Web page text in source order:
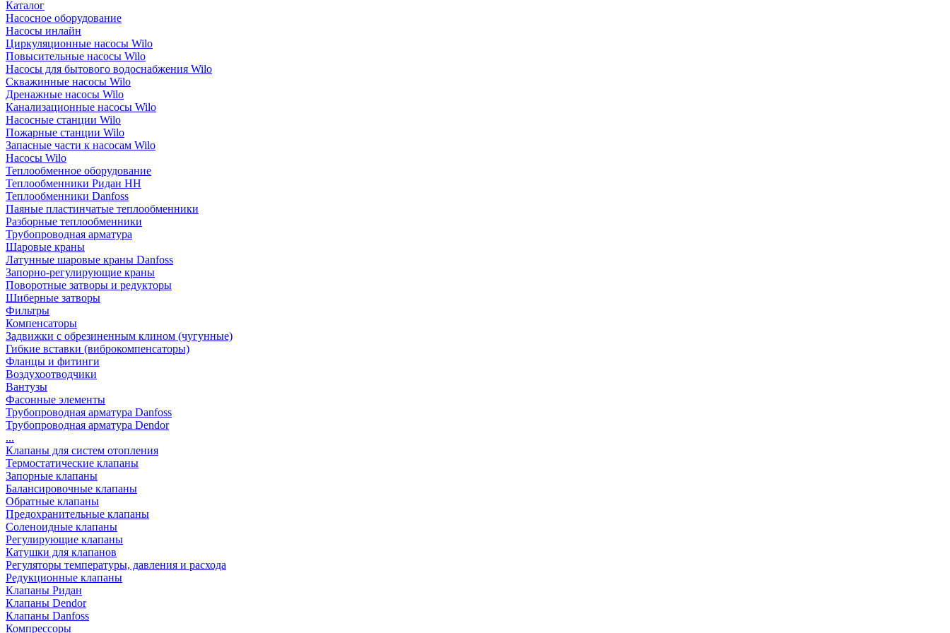
Каталог
Насосное оборудование
Насосы инлайн
Циркуляционные насосы Wilo
Повысительные насосы Wilo
Насосы для бытового водоснабжения Wilo
Скважинные насосы Wilo
Дренажные насосы Wilo
Канализационные насосы Wilo
Насосные станции Wilo
Пожарные станции Wilo
Запасные части к насосам Wilo
Насосы Wilo
Теплообменное оборудование
Теплообменники Ридан НН
Теплообменники Danfoss
Паяные пластинчатые теплообменники
Разборные теплообменники
Трубопроводная арматура
Шаровые краны
Латунные шаровые краны Danfoss
Запорно-регулирующие краны
Поворотные затворы и редукторы
Шиберные затворы
Фильтры
Компенсаторы
Задвижки с обрезиненным клином (чугунные)
Гибкие вставки (виброкомпенсаторы)
Фланцы и фитинги
Воздухоотводчики
Вантузы
Фасонные элементы
Трубопроводная арматура Danfoss
Трубопроводная арматура Dendor
...
Клапаны для систем отопления
Термостатические клапаны
Запорные клапаны
Балансировочные клапаны
Обратные клапаны
Предохранительные клапаны
Соленоидные клапаны
Регулирующие клапаны
Катушки для клапанов
Регуляторы температуры, давления и расхода
Редукционные клапаны
Клапаны Ридан
Клапаны Dendor
Клапаны Danfoss
Компрессоры